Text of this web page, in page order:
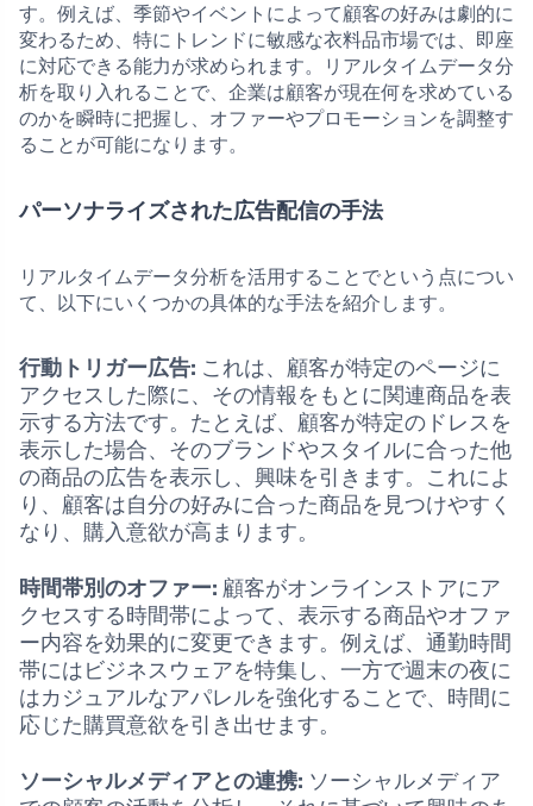
す。例えば、季節やイベントによって顧客の好みは劇的に
変わるため、特にトレンドに敏感な衣料品市場では、即座
に対応できる能力が求められます。リアルタイムデータ分
析を取り入れることで、企業は顧客が現在何を求めている
のかを瞬時に把握し、オファーやプロモーションを調整す
ることが可能になります。
パーソナライズされた広告配信の手法
リアルタイムデータ分析を活用することでという点につい
て、以下にいくつかの具体的な手法を紹介します。
行動トリガー広告: これは、顧客が特定のページに
アクセスした際に、その情報をもとに関連商品を表
示する方法です。たとえば、顧客が特定のドレスを
表示した場合、そのブランドやスタイルに合った他
の商品の広告を表示し、興味を引きます。これによ
り、顧客は自分の好みに合った商品を見つけやすく
なり、購入意欲が高まります。
時間帯別のオファー: 顧客がオンラインストアにア
クセスする時間帯によって、表示する商品やオファ
ー内容を効果的に変更できます。例えば、通勤時間
帯にはビジネスウェアを特集し、一方で週末の夜に
はカジュアルなアパレルを強化することで、時間に
応じた購買意欲を引き出せます。
ソーシャルメディアとの連携: ソーシャルメディア